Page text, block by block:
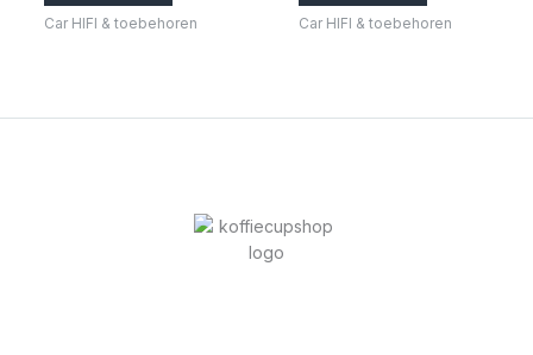
Car HIFI & toebehoren Car HIFI & toebehoren